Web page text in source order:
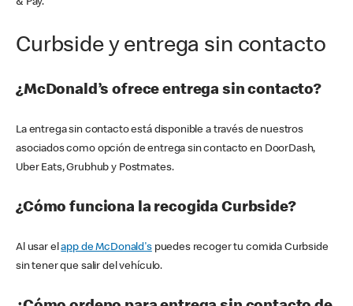
Curbside y entrega sin contacto
¿McDonald’s ofrece entrega sin contacto?
La entrega sin contacto está disponible a través de nuestros
asociados como opción de entrega sin contacto en DoorDash,
Uber Eats, Grubhub y Postmates.
¿Cómo funciona la recogida Curbside?
Al usar elapp de McDonald'spuedes recoger tu comida Curbside
sin tener que salir del vehículo.